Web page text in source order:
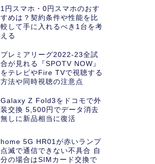
1円スマホ・0円スマホのおす
すめは？契約条件や性能を比
較して手に入れるべき1台を考
える
プレミアリーグ2022-23全試
合が見れる『SPOTV NOW』
をテレビやFire TVで視聴する
方法や同時視聴の注意点
Galaxy Z Fold3をドコモで外
装交換 5,500円でデータ消去
無しに新品相当に復活
home 5G HR01が赤いランプ
点滅で通信できない不具合 自
分の場合はSIMカード交換で